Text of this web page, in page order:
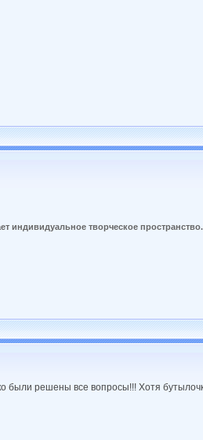
индивидуальное творческое пространство.
были решены все вопросы!!! Хотя